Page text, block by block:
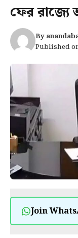
ফের
By
Published
Join